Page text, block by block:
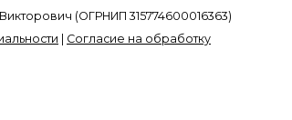
(ОГРНИП 315774600016363)
Согласие на обработку